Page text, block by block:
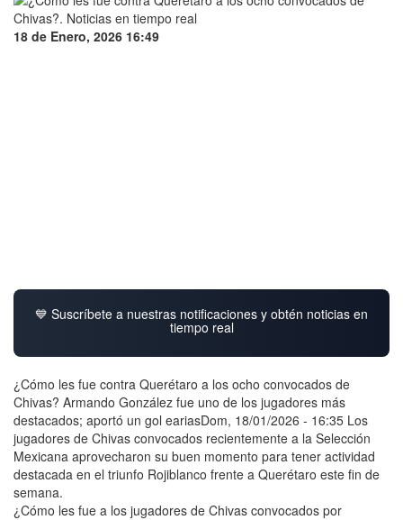
18 de Enero, 2026 16:49
💙 Suscríbete a nuestras notificaciones y obtén noticias en
tiempo real
¿Cómo les fue contra Querétaro a los ocho convocados de
Chivas? Armando González fue uno de los jugadores más
destacados; aportó un gol eariasDom, 18/01/2026 - 16:35 Los
jugadores de Chivas convocados recientemente a la Selección
Mexicana aprovecharon su buen momento para tener actividad
destacada en el triunfo Rojiblanco frente a Querétaro este fin de
semana.
¿Cómo les fue a los jugadores de Chivas convocados por